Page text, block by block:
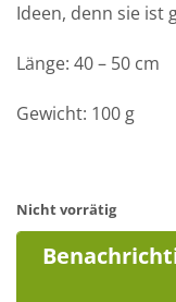
Ideen, denn sie ist
Länge: 40 – 50 cm
Gewicht: 100 g
Nicht vorrätig